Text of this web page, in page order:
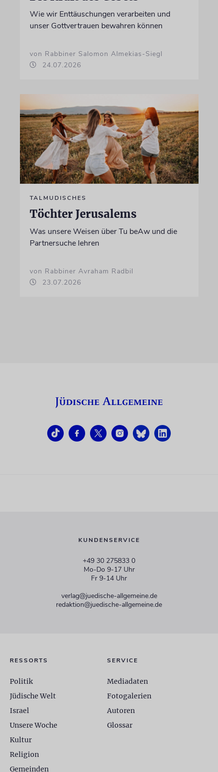
Wie wir Enttäuschungen verarbeiten und
unser Gottvertrauen bewahren können
von Rabbiner Salomon Almekias-Siegl
24.07.2026
TALMUDISCHES
Töchter Jerusalems
Was unsere Weisen über Tu beAw und die
Partnersuche lehren
von Rabbiner Avraham Radbil
23.07.2026
KUNDENSERVICE
+49 30 275833 0
Mo-Do 9-17 Uhr
Fr 9-14 Uhr
verlag@juedische-allgemeine.de
redaktion@juedische-allgemeine.de
RESSORTS
Politik
Jüdische Welt
Israel
Unsere Woche
Kultur
Religion
Gemeinden
SERVICE
Mediadaten
Fotogalerien
Autoren
Glossar